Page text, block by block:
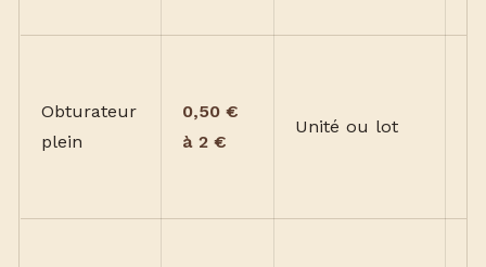
Obturateur
plein
0,50 €
à 2 €
Unité ou lot